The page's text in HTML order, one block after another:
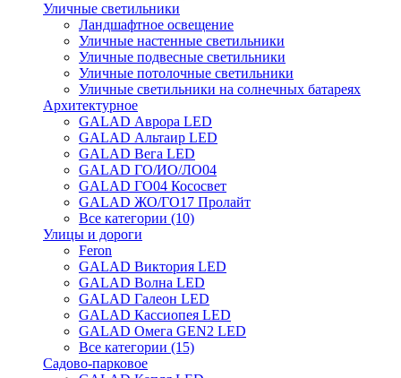
Уличные светильники
Ландшафтное освещение
Уличные настенные светильники
Уличные подвесные светильники
Уличные потолочные светильники
Уличные светильники на солнечных батареях
Архитектурное
GALAD Аврора LED
GALAD Альтаир LED
GALAD Вега LED
GALAD ГО/ИО/ЛО04
GALAD ГО04 Кососвет
GALAD ЖО/ГО17 Пролайт
Все категории (10)
Улицы и дороги
Feron
GALAD Виктория LED
GALAD Волна LED
GALAD Галеон LED
GALAD Кассиопея LED
GALAD Омега GEN2 LED
Все категории (15)
Садово-парковое